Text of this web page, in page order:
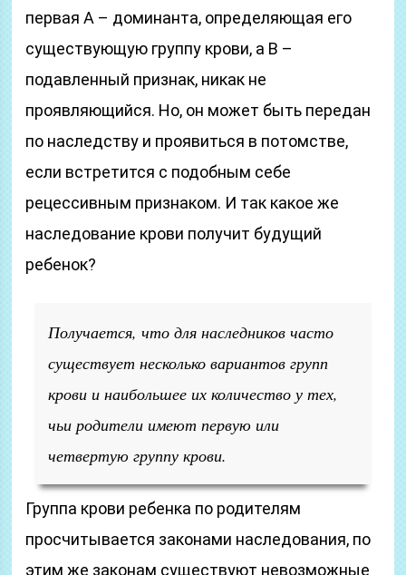
первая А – доминанта, определяющая его
существующую группу крови, а В –
подавленный признак, никак не
проявляющийся. Но, он может быть передан
по наследству и проявиться в потомстве,
если встретится с подобным себе
рецессивным признаком. И так какое же
наследование крови получит будущий
ребенок?
Получается, что для наследников часто
существует несколько вариантов групп
крови и наибольшее их количество у тех,
чьи родители имеют первую или
четвертую группу крови.
Группа крови ребенка по родителям
просчитывается законами наследования, по
этим же законам существуют невозможные